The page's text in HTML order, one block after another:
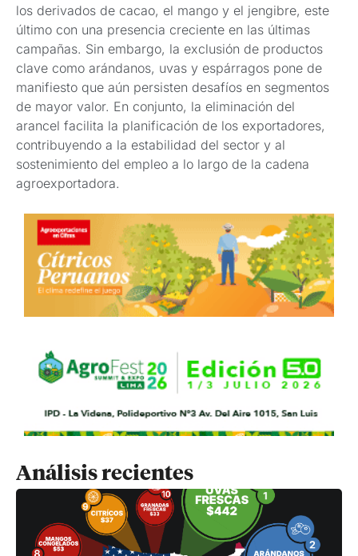
los derivados de cacao, el mango y el jengibre, este
último con una presencia creciente en las últimas
campañas. Sin embargo, la exclusión de productos
clave como arándanos, uvas y espárragos pone de
manifiesto que aún persisten desafíos en segmentos
de mayor valor. En conjunto, la eliminación del
arancel facilita la planificación de los exportadores,
contribuyendo a la estabilidad del sector y al
sostenimiento del empleo a lo largo de la cadena
agroexportadora.
Análisis recientes